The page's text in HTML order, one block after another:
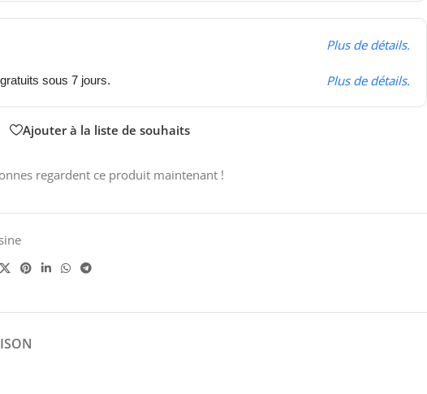
Plus de détails.
sous 7 jours. Plus de détails.
Ajouter à la liste de souhaits
regardent ce produit maintenant !